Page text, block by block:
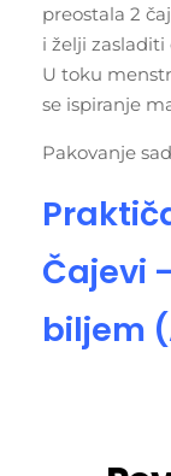
preostala 2
i želji
U toku
se ispiranje
Pakovanje
Čajevi
biljem